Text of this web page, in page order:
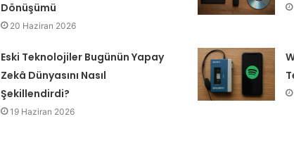
Dönüşümü
20 Haziran 2026
Eski Teknolojiler Bugünün Yapay
Zekâ Dünyasını Nasıl
Şekillendirdi?
19 Haziran 2026